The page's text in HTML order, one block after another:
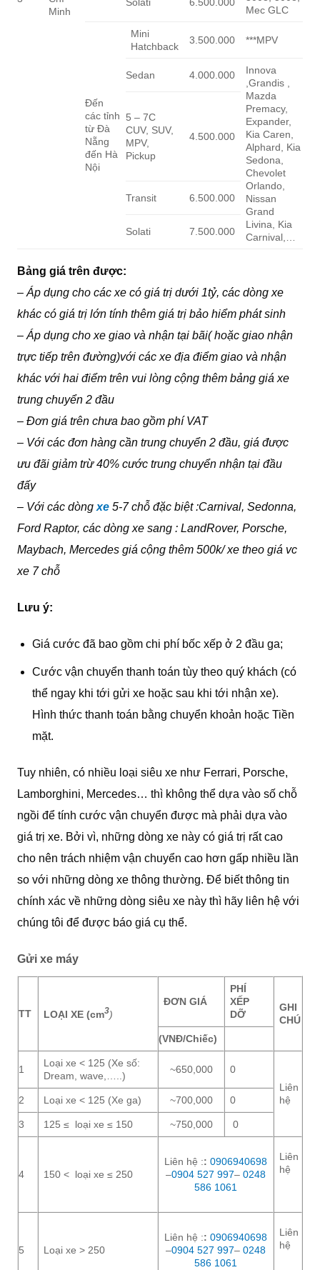
Mec GLC
Minh
Đến
các tỉnh
từ Đà
Nẵng
đến Hà
Nội
Mini
Hatchback
3.500.000 ***MPV
Sedan 4.000.000
Innova
,Grandis ,
Mazda
Premacy,
Expander,
Kia Caren,
Alphard, Kia
Sedona,
Chevolet
Orlando,
Nissan
Grand
Livina, Kia
Carnival,…
5 – 7C
CUV, SUV,
MPV,
Pickup
4.500.000
Transit 6.500.000
Solati 7.500.000
Bảng giá trên được:
– Áp dụng cho các xe có giá trị dưới 1tỷ, các dòng xe
khác có giá trị lớn tính thêm giá trị bảo hiểm phát sinh
– Áp dụng cho xe giao và nhận tại bãi( hoặc giao nhận
trực tiếp trên đường)với các xe địa điểm giao và nhận
khác với hai điểm trên vui lòng cộng thêm bảng giá xe
trung chuyển 2 đầu
– Đơn giá trên chưa bao gồm phí VAT
– Với các đơn hàng cần trung chuyển 2 đầu, giá được
ưu đãi giảm trừ 40% cước trung chuyển nhận tại đầu
đấy
– Với các dòng xe 5-7 chỗ đặc biệt :Carnival, Sedonna,
Ford Raptor, các dòng xe sang : LandRover, Porsche,
Maybach, Mercedes giá cộng thêm 500k/ xe theo giá vc
xe 7 chỗ
Lưu ý:
Giá cước đã bao gồm chi phí bốc xếp ở 2 đầu ga;
Cước vận chuyển thanh toán tùy theo quý khách (có
thể ngay khi tới gửi xe hoặc sau khi tới nhận xe).
Hình thức thanh toán bằng chuyển khoản hoặc Tiền
mặt.
Tuy nhiên, có nhiều loại siêu xe như Ferrari, Porsche,
Lamborghini, Mercedes… thì không thể dựa vào số chỗ
ngồi để tính cước vận chuyển được mà phải dựa vào
giá trị xe. Bởi vì, những dòng xe này có giá trị rất cao
cho nên trách nhiệm vận chuyển cao hơn gấp nhiều lần
so với những dòng xe thông thường. Để biết thông tin
chính xác về những dòng siêu xe này thì hãy liên hệ với
chúng tôi để được báo giá cụ thể.
Gửi xe máy
TT LOẠI XE (cm3)
ĐƠN GIÁ
PHÍ
XẾP
DỠ
GHI
CHÚ
(VNĐ/Chiếc)
1
Loại xe < 125 (Xe số:
Dream, wave,…..)
~650,000
0
Liên
hệ
2 Loại xe < 125 (Xe ga) ~700,000 0
3 125 ≤ loại xe ≤ 150 ~750,000 0
4 150 < loại xe ≤ 250
Liên hệ :: 0906940698
–0904 527 997– 0248
586 1061
Liên
hệ
5 Loại xe > 250
Liên hệ :: 0906940698
–0904 527 997– 0248
586 1061
Liên
hệ